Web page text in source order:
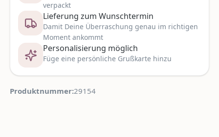
verpackt
Lieferung zum Wunschtermin
Damit Deine Überraschung genau im richtigen
Moment ankommt
Personalisierung möglich
Füge eine persönliche Grußkarte hinzu
Produktnummer:29154